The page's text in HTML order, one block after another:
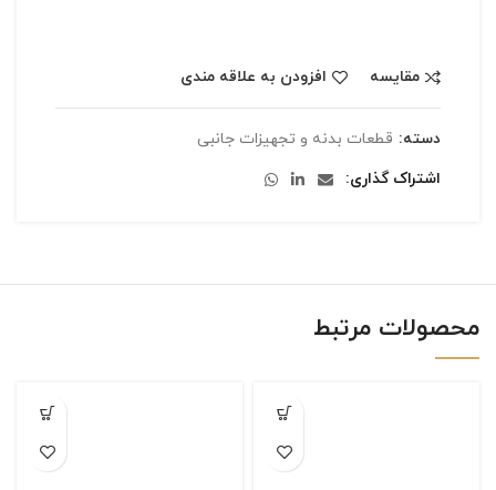
مقایسه افزودن به علاقه مندی
دسته: قطعات بدنه و تجهیزات جانبی
اشتراک گذاری
محصولات مرتبط